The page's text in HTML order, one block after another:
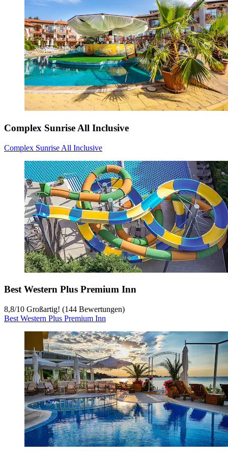
Complex Sunrise All Inclusive
Complex Sunrise All Inclusive
Best Western Plus Premium Inn
8,8/10 Großartig! (144 Bewertungen)
Best Western Plus Premium Inn